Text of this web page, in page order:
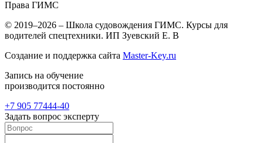
Права ГИМС
© 2019–2026 – Школа судовождения ГИМС. Курсы для
водителей спецтехники. ИП Зуевский Е. В
Создание и поддержка сайта Master-Key.ru
Запись на обучение
производится постоянно
+7 905 77444-40
Задать вопрос эксперту